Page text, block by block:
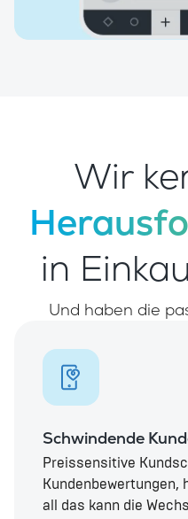
Wir
in
Und haben die
Schwindende
Preissensitive
Kundenbewertungen,
all das kann die